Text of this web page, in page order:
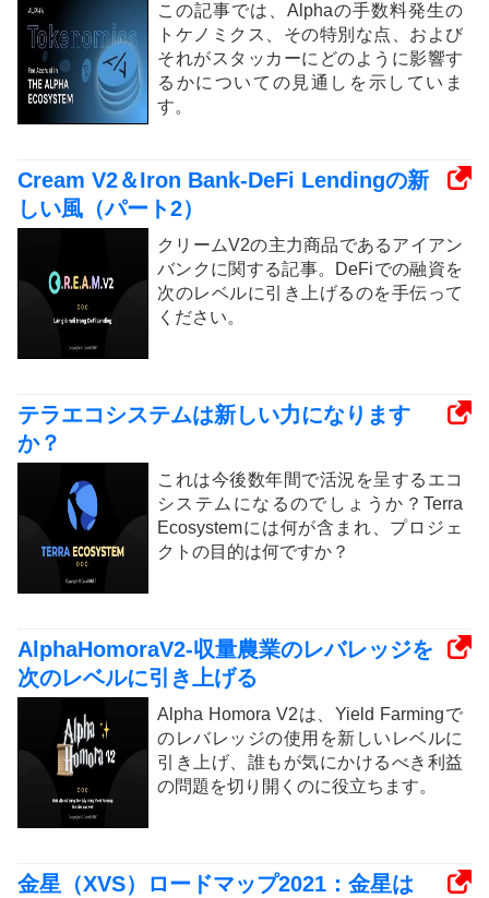
この記事では、Alphaの手数料発生の
トケノミクス、その特別な点、および
それがスタッカーにどのように影響す
るかについての見通しを示していま
す。
Cream V2＆Iron Bank-DeFi Lendingの新
しい風（パート2）
クリームV2の主力商品であるアイアン
バンクに関する記事。DeFiでの融資を
次のレベルに引き上げるのを手伝って
ください。
テラエコシステムは新しい力になります
か？
これは今後数年間で活況を呈するエコ
システムになるのでしょうか？Terra
Ecosystemには何が含まれ、プロジェ
クトの目的は何ですか？
AlphaHomoraV2-収量農業のレバレッジを
次のレベルに引き上げる
Alpha Homora V2は、Yield Farmingで
のレバレッジの使用を新しいレベルに
引き上げ、誰もが気にかけるべき利益
の問題を切り開くのに役立ちます。
金星（XVS）ロードマップ2021：金星は